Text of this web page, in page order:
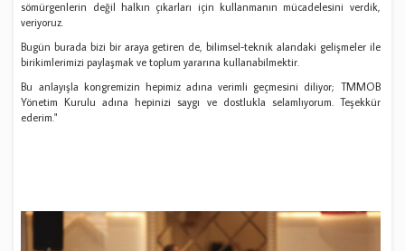
sömürgenlerin değil halkın çıkarları için kullanmanın mücadelesini verdik,
veriyoruz.
Bugün burada bizi bir araya getiren de, bilimsel-teknik alandaki gelişmeler ile
birikimlerimizi paylaşmak ve toplum yararına kullanabilmektir.
Bu anlayışla kongremizin hepimiz adına verimli geçmesini diliyor; TMMOB
Yönetim Kurulu adına hepinizi saygı ve dostlukla selamlıyorum. Teşekkür
ederim."